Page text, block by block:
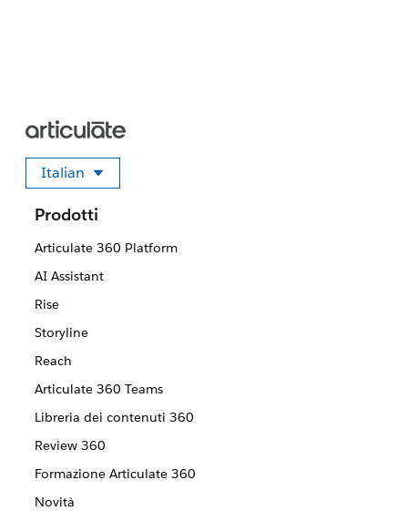
Italian
Seleziona la tua lingua
Prodotti
Articulate 360 Platform
AI Assistant
Rise
Storyline
Reach
Articulate 360 Teams
Libreria dei contenuti 360
Review 360
Formazione Articulate 360
Novità